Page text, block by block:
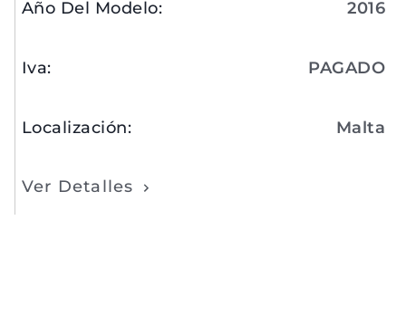
Año Del Modelo: 2016
Iva: PAGADO
Localización: Malta
Ver Detalles